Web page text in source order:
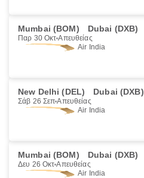
Mumbai (BOM) Dubai (DXB)
Παρ 30 Οκτ Απευθείας
Air India
New Delhi (DEL) Dubai (DXB)
Σάβ 26 Σεπ Απευθείας
Air India
Mumbai (BOM) Dubai (DXB)
Δευ 26 Οκτ Απευθείας
Air India